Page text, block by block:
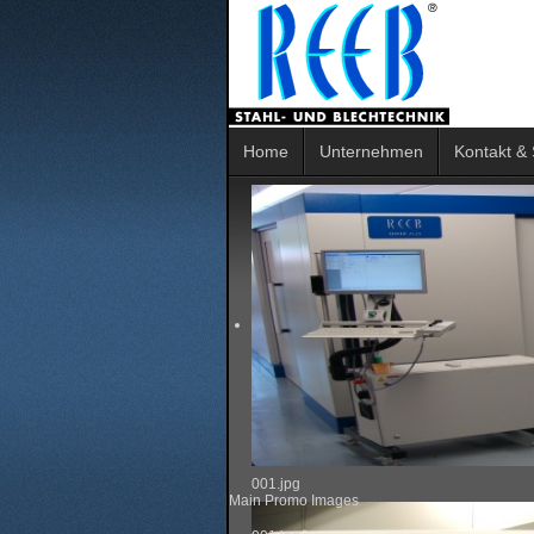
Home Unternehmen Kontakt &
001.jpg
Main Promo Images